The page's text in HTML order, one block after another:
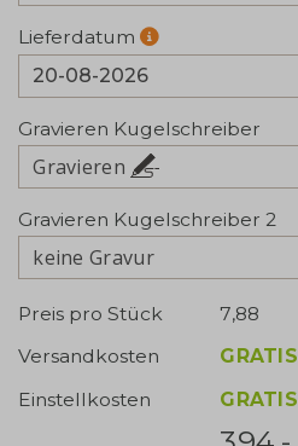
Lieferdatum
Gravieren Kugelschreiber
Gravieren
Gravieren Kugelschreiber 2
keine Gravur
Preis pro Stück
7,88
Versandkosten
GRATIS
Einstellkosten
GRATIS